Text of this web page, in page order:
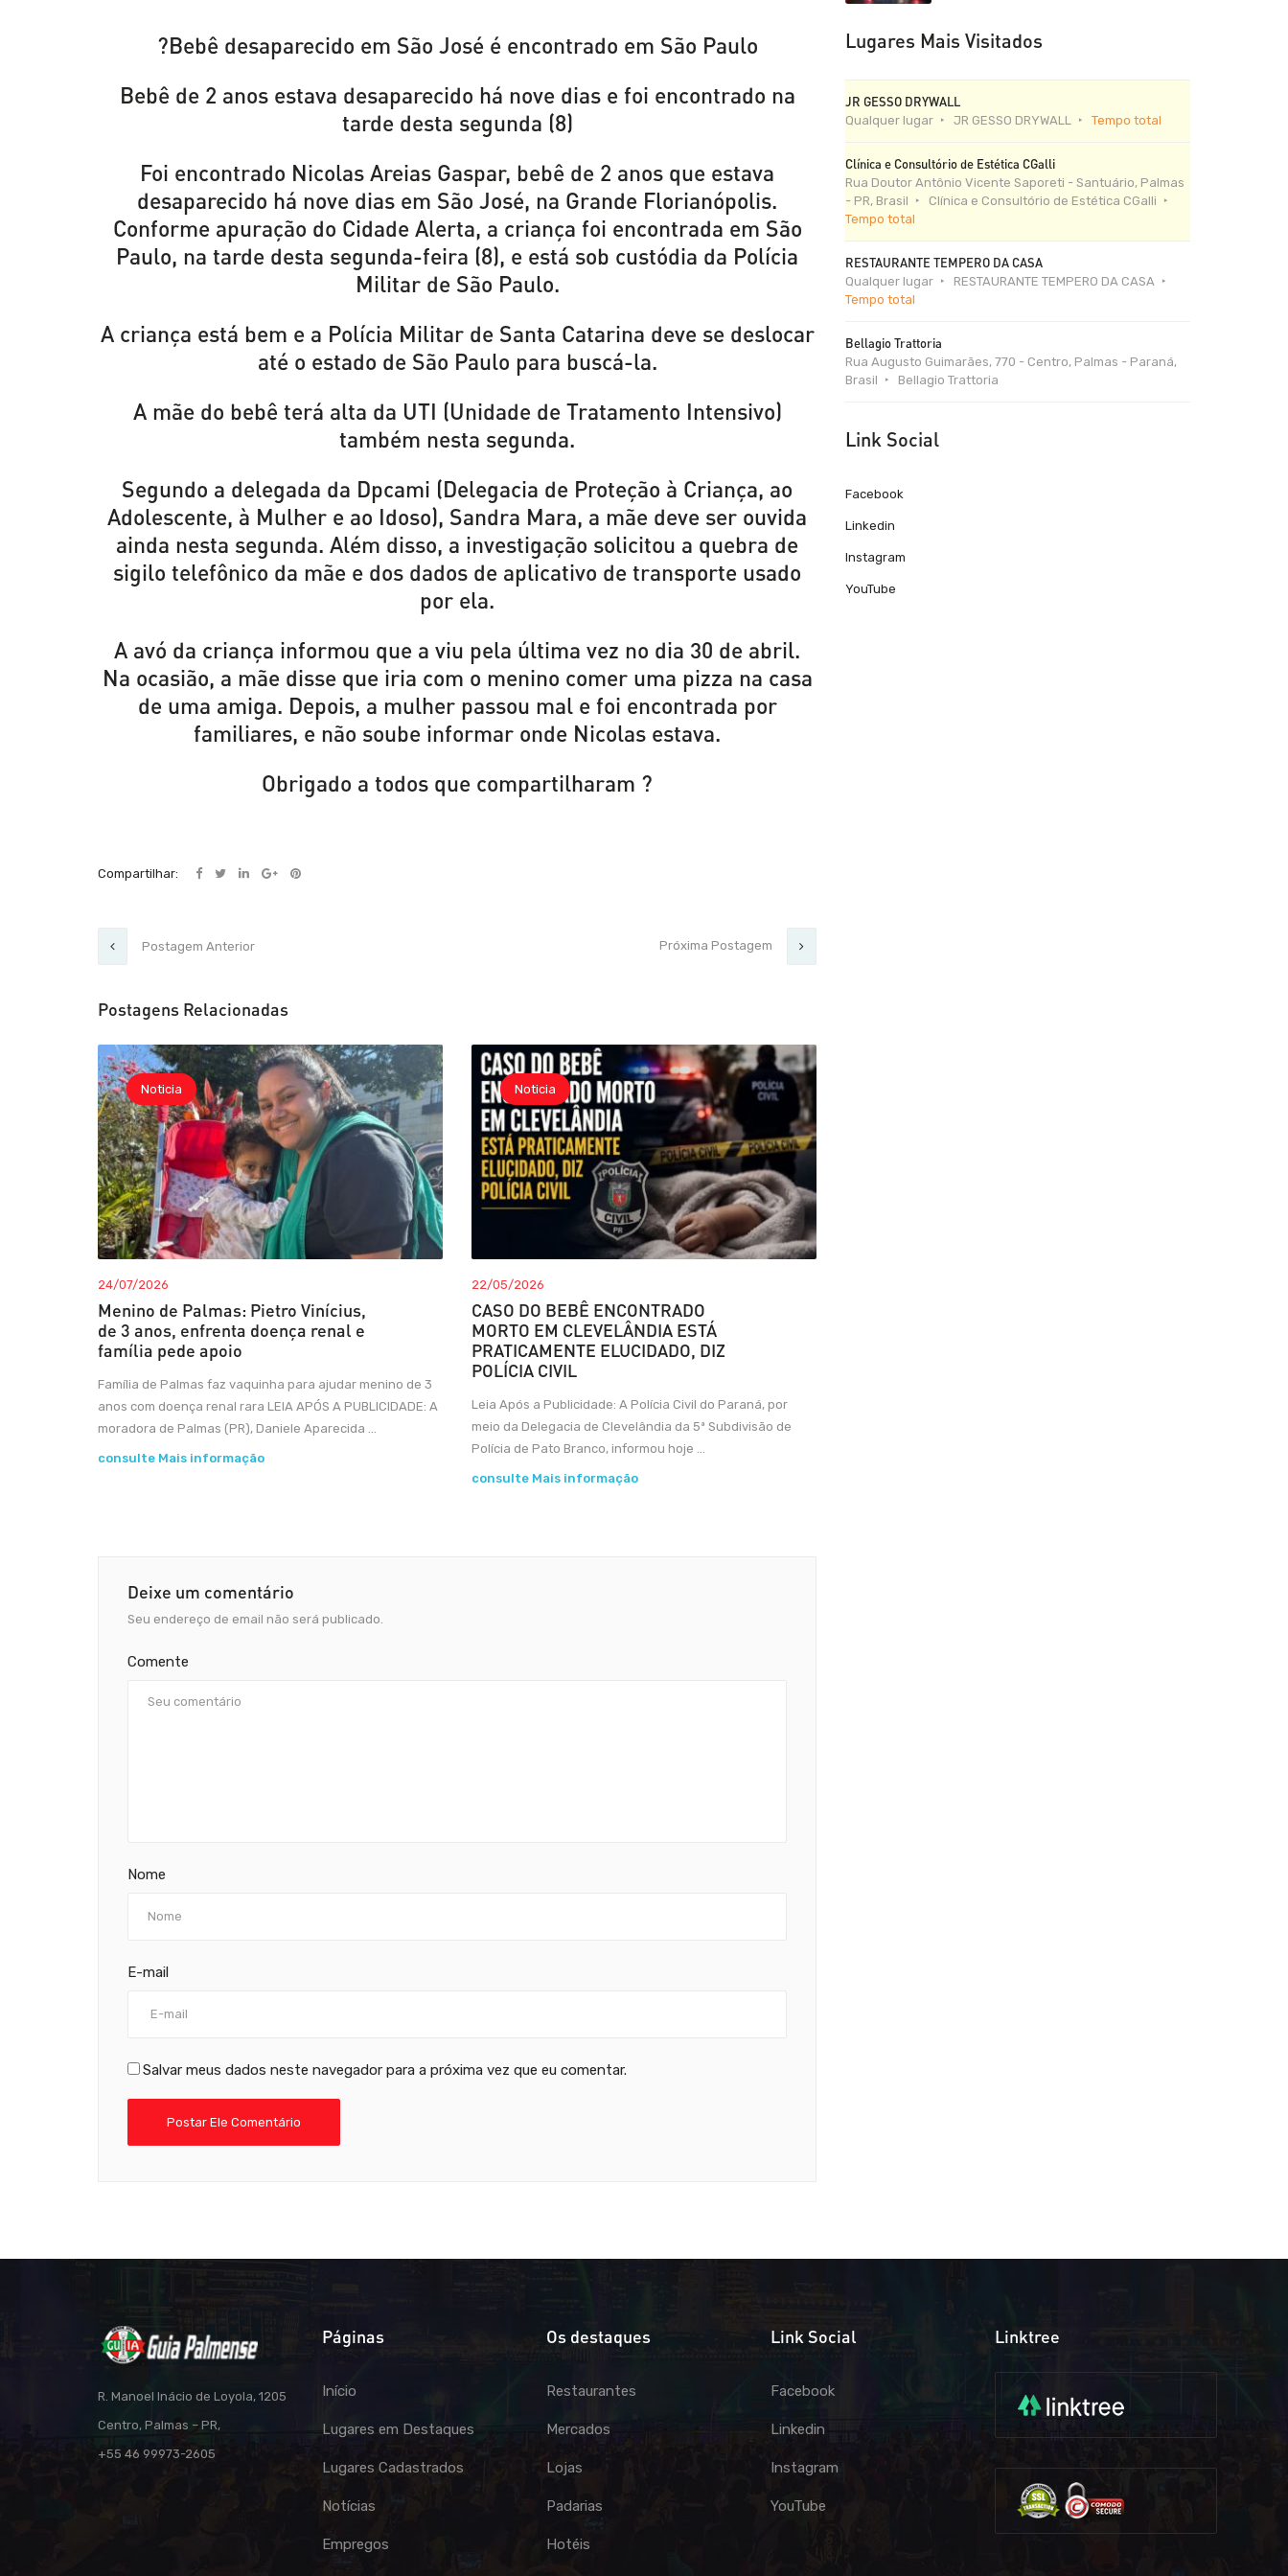
?Bebê desaparecido em São José é encontrado em São Paulo
Bebê de 2 anos estava desaparecido há nove dias e foi encontrado na
tarde desta segunda (8)
Foi encontrado Nicolas Areias Gaspar, bebê de 2 anos que estava
desaparecido há nove dias em São José, na Grande Florianópolis.
Conforme apuração do Cidade Alerta, a criança foi encontrada em São
Paulo, na tarde desta segunda-feira (8), e está sob custódia da Polícia
Militar de São Paulo.
A criança está bem e a Polícia Militar de Santa Catarina deve se deslocar
até o estado de São Paulo para buscá-la.
A mãe do bebê terá alta da UTI (Unidade de Tratamento Intensivo)
também nesta segunda.
Segundo a delegada da Dpcami (Delegacia de Proteção à Criança, ao
Adolescente, à Mulher e ao Idoso), Sandra Mara, a mãe deve ser ouvida
ainda nesta segunda. Além disso, a investigação solicitou a quebra de
sigilo telefônico da mãe e dos dados de aplicativo de transporte usado
por ela.
A avó da criança informou que a viu pela última vez no dia 30 de abril.
Na ocasião, a mãe disse que iria com o menino comer uma pizza na casa
de uma amiga. Depois, a mulher passou mal e foi encontrada por
familiares, e não soube informar onde Nicolas estava.
Obrigado a todos que compartilharam ?
Compartilhar:
Postagem Anterior Próxima Postagem
Postagens Relacionadas
Noticia
24/07/2026
Menino de Palmas: Pietro Vinícius,
de 3 anos, enfrenta doença renal e
família pede apoio
Família de Palmas faz vaquinha para ajudar menino de 3
anos com doença renal rara LEIA APÓS A PUBLICIDADE: A
moradora de Palmas (PR), Daniele Aparecida ...
consulte Mais informação
Noticia
22/05/2026
CASO DO BEBÊ ENCONTRADO
MORTO EM CLEVELÂNDIA ESTÁ
PRATICAMENTE ELUCIDADO, DIZ
POLÍCIA CIVIL
Leia Após a Publicidade: A Polícia Civil do Paraná, por
meio da Delegacia de Clevelândia da 5ª Subdivisão de
Polícia de Pato Branco, informou hoje ...
consulte Mais informação
Deixe um comentário
Seu endereço de email não será publicado.
Comente
Nome
E-mail
Salvar meus dados neste navegador para a próxima vez que eu comentar.
Lugares Mais Visitados
JR GESSO DRYWALL
Qualquer lugar JR GESSO DRYWALL Tempo total
Clínica e Consultório de Estética CGalli
Rua Doutor Antônio Vicente Saporeti - Santuário, Palmas
- PR, Brasil
Clínica e Consultório de Estética CGalli
Tempo total
RESTAURANTE TEMPERO DA CASA
Qualquer lugar
RESTAURANTE TEMPERO DA CASA
Tempo total
Bellagio Trattoria
Rua Augusto Guimarães, 770 - Centro, Palmas - Paraná,
Brasil
Bellagio Trattoria
Link Social
Facebook
Linkedin
Instagram
YouTube
R. Manoel Inácio de Loyola, 1205
Centro, Palmas – PR,
+55 46 99973-2605
Páginas
Início
Lugares em Destaques
Lugares Cadastrados
Notícias
Empregos
Os destaques
Restaurantes
Mercados
Lojas
Padarias
Hotéis
Link Social
Facebook
Linkedin
Instagram
YouTube
Linktree